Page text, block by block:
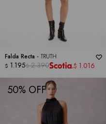
Falda Recta - TRUTH
$ 1.195$ 2.390 $ 1.016
50